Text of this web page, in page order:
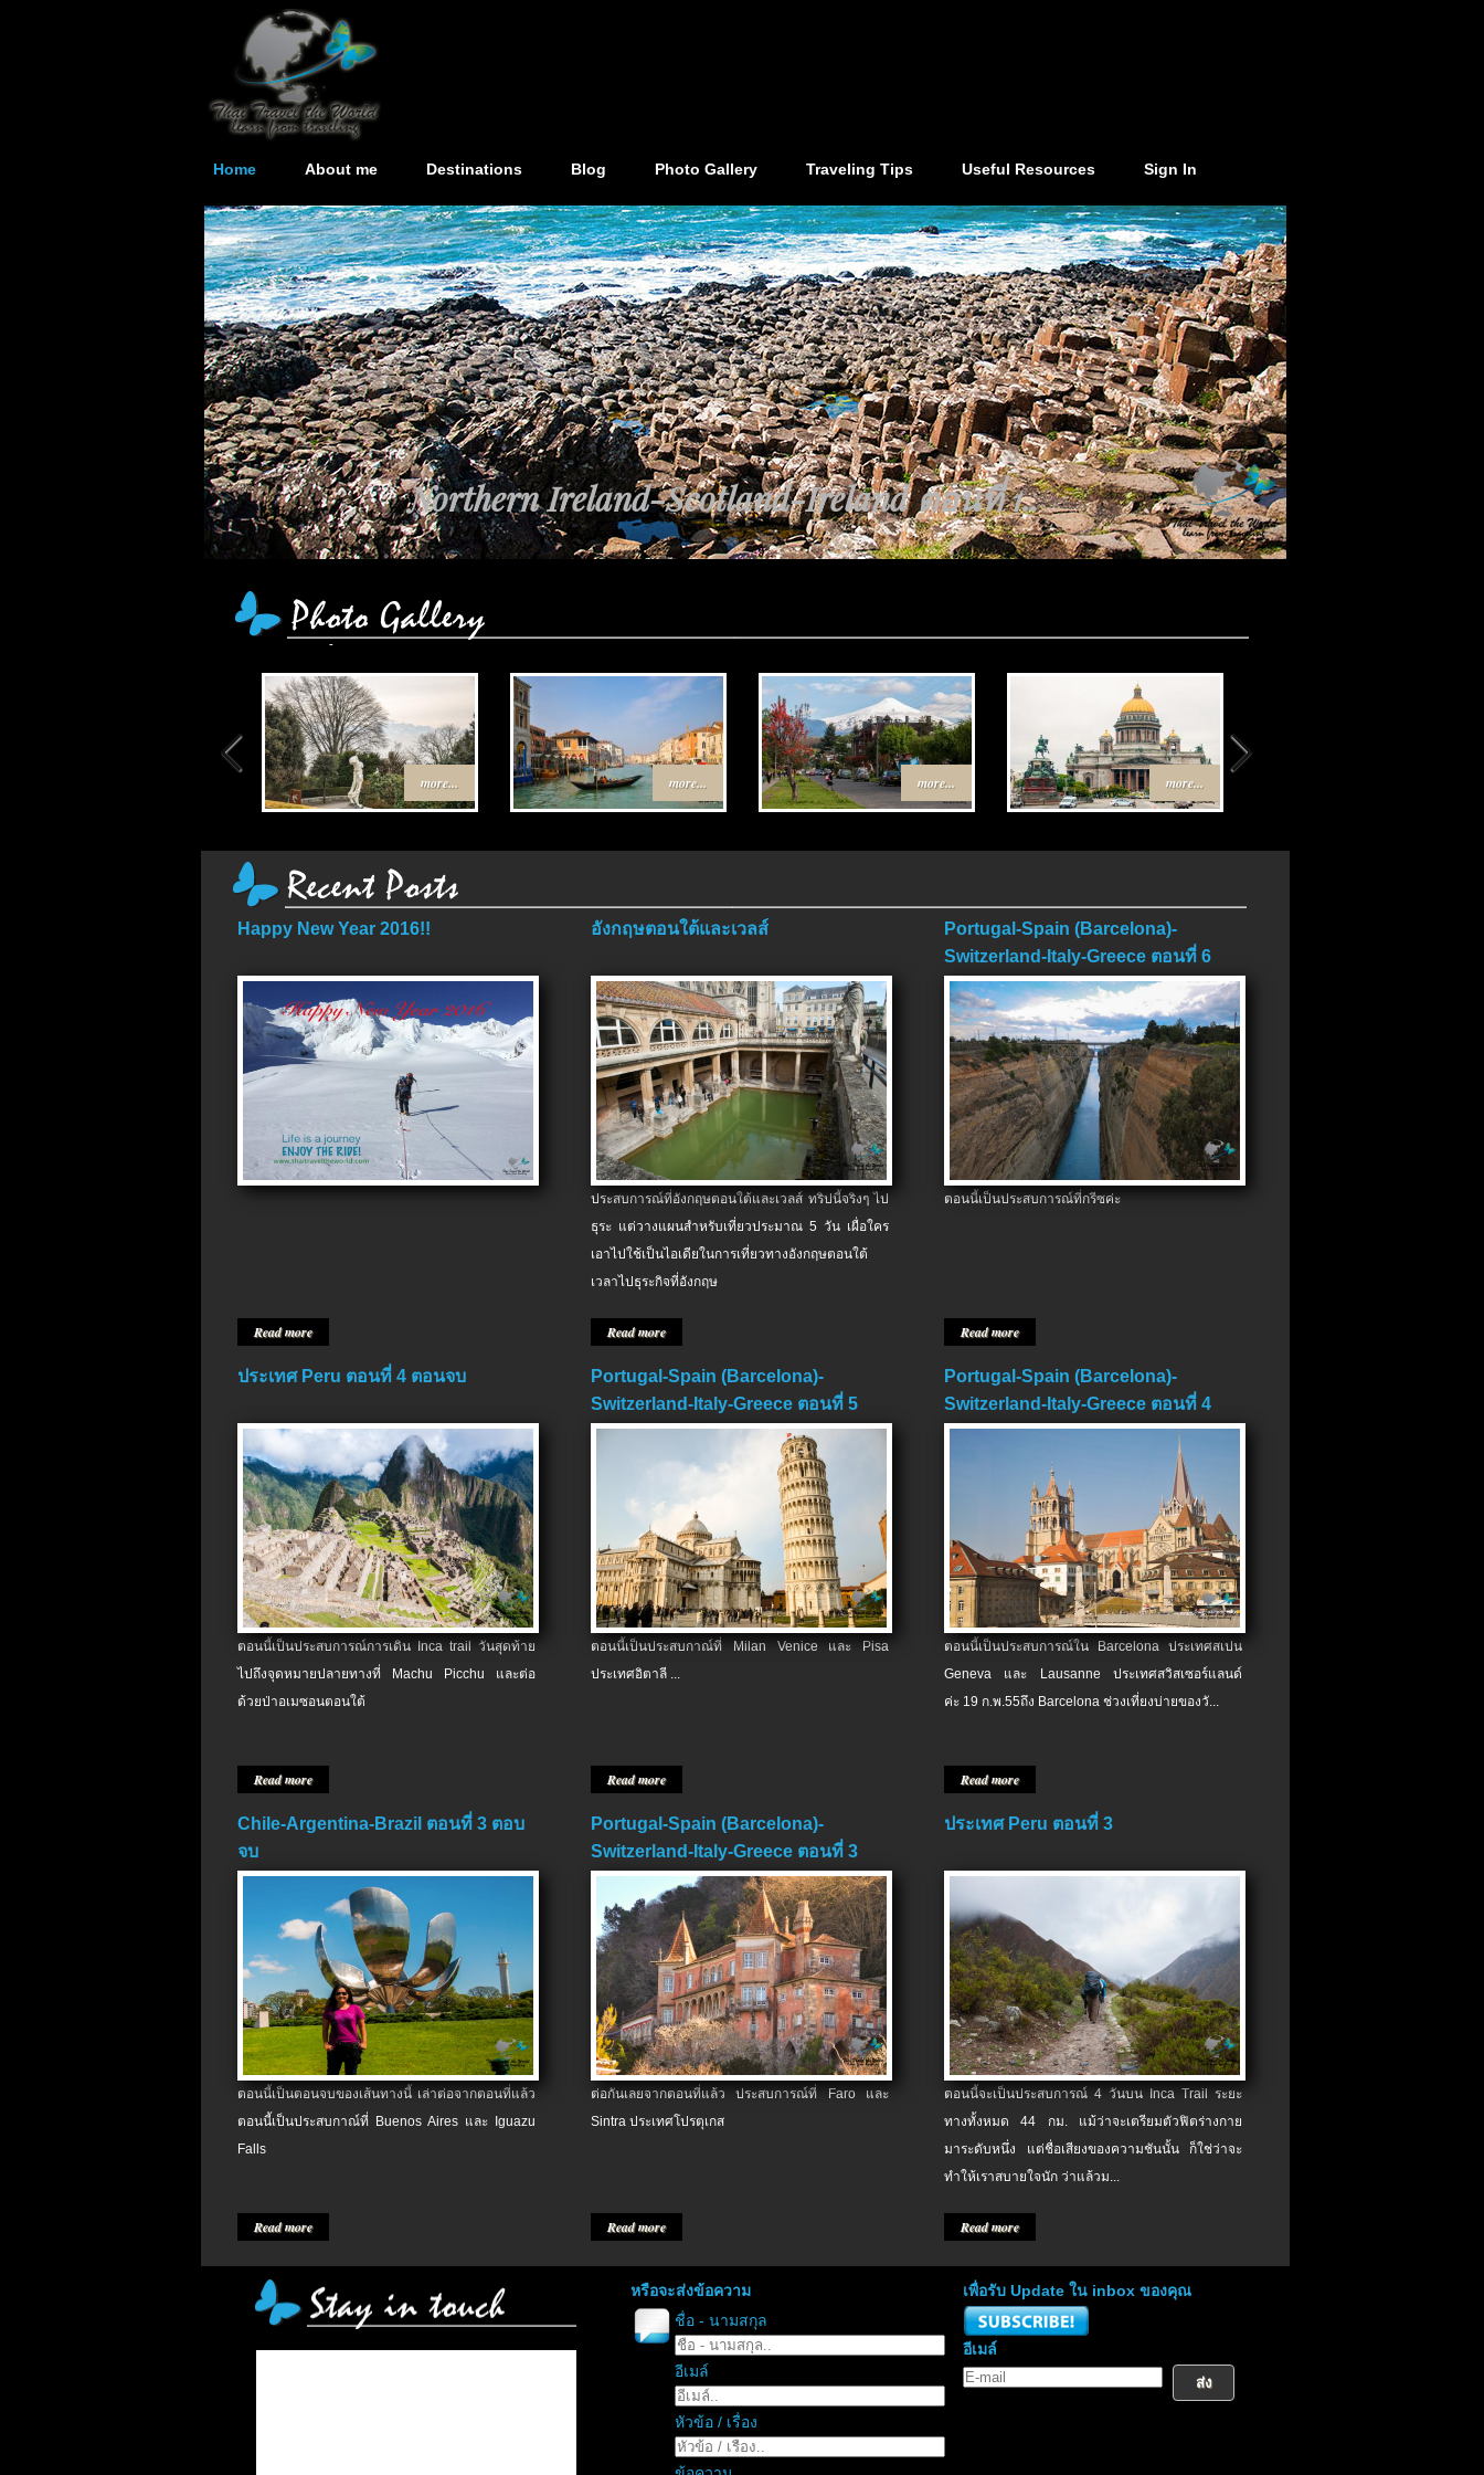
Home About me Destinations Blog Photo Gallery Traveling Tips Useful Resources Sign In
Northern Ireland-Scotland-Ireland ตอนที่ 1..
เส้นทาง Egypt-Jordan ตอนที่ 4 ตอนจบ..
more... more... more... more...
Happy New Year 2016!!
Read more
อังกฤษตอนใต้และเวลส์
ประสบการณ์ที่อังกฤษตอนใต้และเวลส์ ทริปนี้จริงๆ ไป
ธุระ แต่วางแผนสำหรับเที่ยวประมาณ 5 วัน เผื่อใคร
เอาไปใช้เป็นไอเดียในการเที่ยวทางอังกฤษตอนใต้
เวลาไปธุระกิจที่อังกฤษ
Read more
Portugal-Spain (Barcelona)-
Switzerland-Italy-Greece ตอนที่ 6
ตอนจบ
ตอนนี้เป็นประสบการณ์ที่กรีซค่ะ
Read more
ประเทศ Peru ตอนที่ 4 ตอนจบ
ตอนนี้เป็นประสบการณ์การเดิน Inca trail วันสุดท้าย
ไปถึงจุดหมายปลายทางที่ Machu Picchu และต่อ
ด้วยป่าอเมซอนตอนใต้
Read more
Portugal-Spain (Barcelona)-
Switzerland-Italy-Greece ตอนที่ 5
ตอนนี้เป็นประสบกาณ์ที่ Milan Venice และ Pisa
ประเทศอิตาลี ...
Read more
Portugal-Spain (Barcelona)-
Switzerland-Italy-Greece ตอนที่ 4
ตอนนี้เป็นประสบการณ์ใน Barcelona ประเทศสเปน
Geneva และ Lausanne ประเทศสวิสเซอร์แลนด์
ค่ะ 19 ก.พ.​55ถึง Barcelona ช่วงเที่ยงบ่ายของวั...
Read more
Chile-Argentina-Brazil ตอนที่ 3 ตอบ
จบ
ตอนนี้เป็นตอนจบของเส้นทางนี้ เล่าต่อจากตอนที่แล้ว
ตอนนี้เป็นประสบกาณ์ที่ Buenos Aires และ Iguazu
Falls
Read more
Portugal-Spain (Barcelona)-
Switzerland-Italy-Greece ตอนที่ 3
ต่อกันเลยจากตอนที่แล้ว ประสบการณ์ที่ Faro และ
Sintra ประเทศโปรตุเกส
Read more
ประเทศ Peru ตอนที่ 3
ตอนนี้จะเป็นประสบการณ์ 4 วันบน Inca Trail ระยะ
ทางทั้งหมด 44 กม. แม้ว่าจะเตรียมตัวฟิตร่างกาย
มาระดับหนึ่ง แต่ชื่อเสียงของความชันนั้น ก็ใช่ว่าจะ
ทำให้เราสบายใจนัก ว่าแล้วม...
Read more
หรือจะส่งข้อความ
ชื่อ - นามสกุล
อีเมล์
หัวข้อ / เรื่อง
เพื่อรับ Update ใน inbox ของคุณ
อีเมล์
ส่ง